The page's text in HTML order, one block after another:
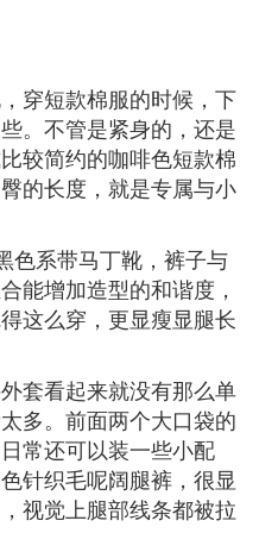
穿短款棉服的时候，下
。不管是紧身的，还是
较简约的咖啡色短款棉
的长度，就是专属与小
色系带马丁靴，裤子与
能增加造型的和谐度，
这么穿，更显瘦显腿长
套看起来就没有那么单
多。前面两个大口袋的
常还可以装一些小配
针织毛呢阔腿裤，很显
视觉上腿部线条都被拉